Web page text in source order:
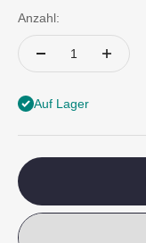
Anzahl:
Auf Lager